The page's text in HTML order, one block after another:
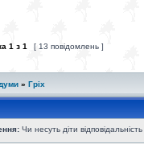
1 з 1 [ 13 повідомлень ]
» Гріх
Чи несуть діти